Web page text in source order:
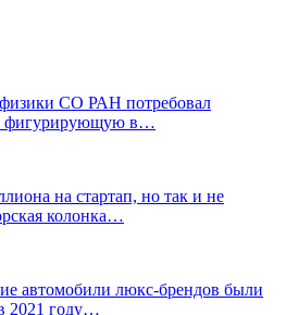
СО РАН потребовал
фигурирующую в…
на стартап, но так и не
колонка…
автомобили люкс-брендов были
2021 году…